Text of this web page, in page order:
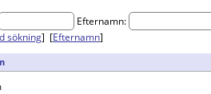
Efternamn:
sökning] [Efternamn]